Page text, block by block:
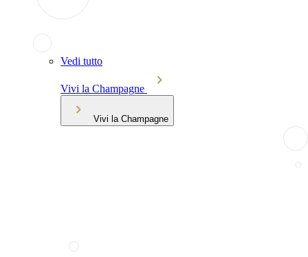
Vedi tutto
Vivi la Champagne
Vivi la Champagne